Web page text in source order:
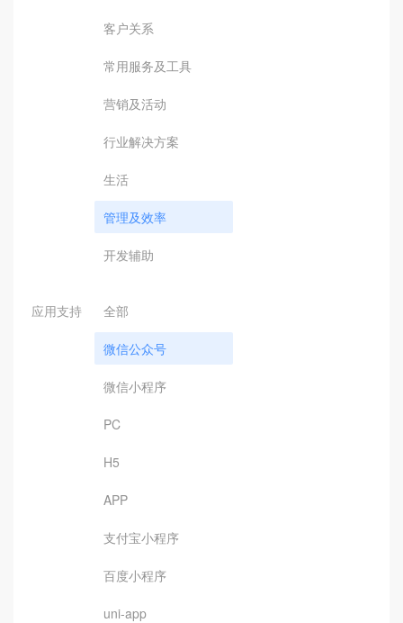
客户关系
常用服务及工具
营销及活动
行业解决方案
生活
管理及效率
开发辅助
应用支持 全部
微信公众号
微信小程序
PC
H5
APP
支付宝小程序
百度小程序
uni-app